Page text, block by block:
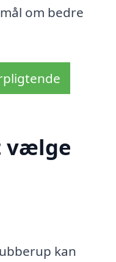
om bedre
vælge
kan